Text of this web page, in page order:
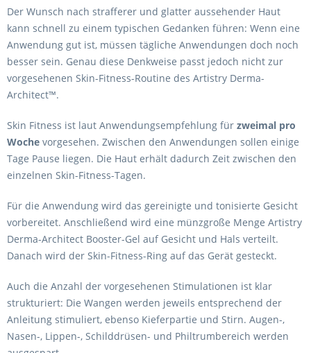
Der Wunsch nach strafferer und glatter aussehender Haut
kann schnell zu einem typischen Gedanken führen: Wenn eine
Anwendung gut ist, müssen tägliche Anwendungen doch noch
besser sein. Genau diese Denkweise passt jedoch nicht zur
vorgesehenen Skin-Fitness-Routine des Artistry Derma-
Architect™.
Skin Fitness ist laut Anwendungsempfehlung für zweimal pro
Woche vorgesehen. Zwischen den Anwendungen sollen einige
Tage Pause liegen. Die Haut erhält dadurch Zeit zwischen den
einzelnen Skin-Fitness-Tagen.
Für die Anwendung wird das gereinigte und tonisierte Gesicht
vorbereitet. Anschließend wird eine münzgroße Menge Artistry
Derma-Architect Booster-Gel auf Gesicht und Hals verteilt.
Danach wird der Skin-Fitness-Ring auf das Gerät gesteckt.
Auch die Anzahl der vorgesehenen Stimulationen ist klar
strukturiert: Die Wangen werden jeweils entsprechend der
Anleitung stimuliert, ebenso Kieferpartie und Stirn. Augen-,
Nasen-, Lippen-, Schilddrüsen- und Philtrumbereich werden